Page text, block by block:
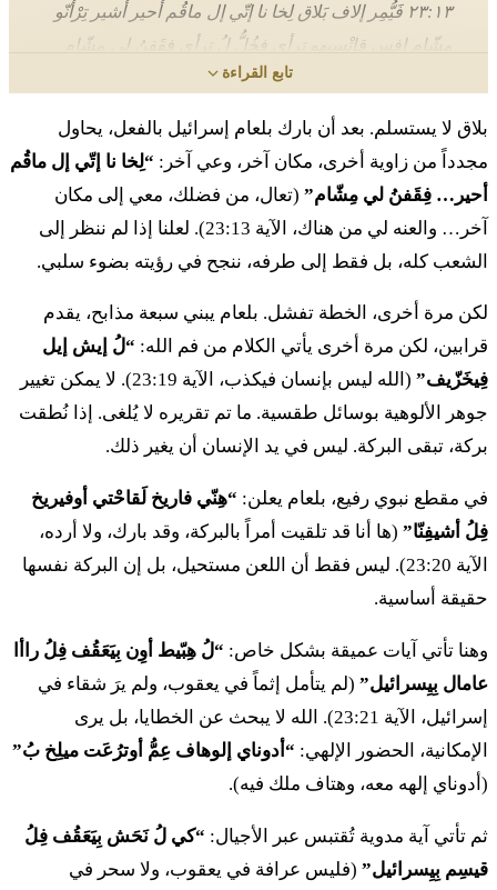
٢٣:١٣ فَيُّمِر إلاف بَلاق لِخا نا إتّي إل ماقُم أحير أشير تِرْأنّو
مِشّام إفِس قاتْسيهو تِرأي فِخُلُّ لُ تِرأي فِقَفنُ لي مِشّام
וַיִּקָּחֵהוּ שְׂדֵה צֹפִים אֶל רֹאשׁ הַפִּסְגָּה וַיִּבֶן
שִׁבְעָה מִזְבְּחֹת וַיַּעַל פָּר וָאַיִל בַּמִּזְבֵּחַ׃
١٤ فَيِقّاحيهو سْدي تْسُفيم إل رُش هَبِّسغا فَيّيفِن شِفعا
مِزبِحوت فَيَّعَل بار فَأيِل بَمِّزبِيَح
וַיֹּאמֶר אֶל בָּלָק הִתְיַצֵּב כֹּה עַל עֹלָתֶךָ וְאָנֹכִי
אִקָּרֶה כֹּה׃
١٥ فَيُّمِر إل بَلاق هِتْيَتْسيف كُ عَل عُلاتيخا فِأنُخي إقّاري كُ
שׁוּב אֶל בָּלָק וְכֹה תְדַבֵּר׃
١٦ فَيِقّار أدوناي إل بِلعام فَيّاسِم دافار بِفيف فَيُّمِر شوف
إل بَلاق فِخُ تِدَبّير
וַיָּבֹא אֵלָיו וְהִנּוֹ נִצָּב עַל עֹלָתוֹ וְשָׂרֵי מוֹאָב אִתּוֹ
וַיֹּאמֶר לוֹ בָּלָק מַה דִּבֶּר יְדוָד׃
١٧ فَيافُ إلاف فِهِنُّ نِتْساف عَل عُلاتُ فِساري موآب إتُّ
יח
וַיִּשָּׂא מְשָׁלוֹ וַיֹּאמַר קוּם בָּלָק וּשְׁמָע הַאֲזִינָה
تابع القراءة
بلاق لا يستسلم. بعد أن بارك بلعام إسرائيل بالفعل، يحاول
مجدداً من زاوية أخرى، مكان آخر، وعي آخر: “لِخا نا إتّي إل ماقُم
أحير… فِقَفنُ لي مِشّام” (تعال، من فضلك، معي إلى مكان
آخر… والعنه لي من هناك، الآية 23:13). لعلنا إذا لم ننظر إلى
الشعب كله، بل فقط إلى طرفه، ننجح في رؤيته بضوء سلبي.
لكن مرة أخرى، الخطة تفشل. بلعام يبني سبعة مذابح، يقدم
قرابين، لكن مرة أخرى يأتي الكلام من فم الله: “لُ إيش إيل
فِيخَزّيف”
(الله ليس بإنسان فيكذب، الآية 23:19). لا يمكن تغيير
جوهر الألوهية بوسائل طقسية. ما تم تقريره لا يُلغى. إذا نُطقت
بركة، تبقى البركة. ليس في يد الإنسان أن يغير ذلك.
في مقطع نبوي رفيع، بلعام يعلن: “هِنّي فاريخ لَقاحْتي أوفيريخ
فِلُ أشيفِنّا” (ها أنا قد تلقيت أمراً بالبركة، وقد بارك، ولا أرده،
الآية 23:20). ليس فقط أن اللعن مستحيل، بل إن البركة نفسها
حقيقة أساسية.
وهنا تأتي آيات عميقة بشكل خاص: “لُ هِبّيط أوِن بِيَعَقُف فِلُ راأا
عامال بِيِسرائيل” (لم يتأمل إثماً في يعقوب، ولم يرَ شقاء في
إسرائيل، الآية 23:21). الله لا يبحث عن الخطايا، بل يرى
الإمكانية، الحضور الإلهي: “أدوناي إلوهاف عِمُّ أوترُعَت ميلِخ بُ”
(أدوناي إلهه معه، وهتاف ملك فيه).
ثم تأتي آية مدوية تُقتبس عبر الأجيال: “كي لُ نَحَش بِيَعَقُف فِلُ
قيسِم بِيِسرائيل” (فليس عرافة في يعقوب، ولا سحر في